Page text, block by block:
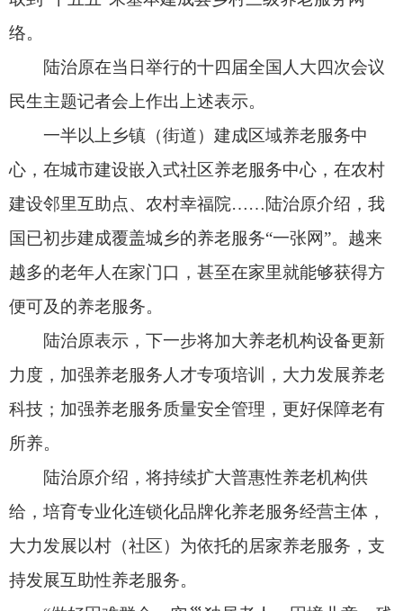
国已初步建成覆盖城乡的养老服务“一张网”。越来
便可及的养老服务。
陆治原表示，下一步将加大养老机构设备更新
力度，加强养老服务人才专项培训，大力发展养老
科技；加强养老服务质量安全管理，更好保障老有
所养。
给，培育专业化连锁化品牌化养老服务经营主体，
大力发展以村（社区）为依托的居家养老服务，支
持发展互助性养老服务。
“做好困难群众、空巢独居老人、困境儿童、残
疾人等群体服务保障，是最底线的民生保障任
系、丰富关爱内容、优化工作手段三个方面下功
夫，更好发挥民生兜底保障的“稳定器”“减压阀”“安
全网”作用。
他介绍，民政部将进一步健全困境儿童福利保
障制度体系，完善孤独症儿童关爱服务措施，推进
人照护体系的政策措施，健全重度残疾人托养照护